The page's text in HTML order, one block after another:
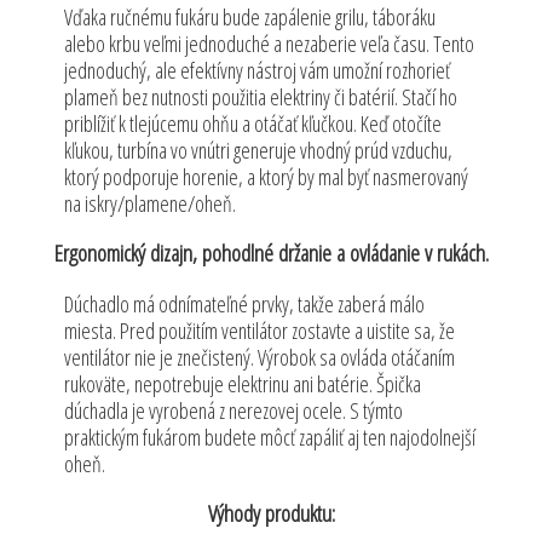
Vďaka ručnému fukáru bude zapálenie grilu, táboráku
alebo krbu veľmi jednoduché a nezaberie veľa času. Tento
jednoduchý, ale efektívny nástroj vám umožní rozhorieť
plameň bez nutnosti použitia elektriny či batérií. Stačí ho
priblížiť k tlejúcemu ohňu a otáčať kľučkou. Keď otočíte
kľukou, turbína vo vnútri generuje vhodný prúd vzduchu,
ktorý podporuje horenie, a ktorý by mal byť nasmerovaný
na iskry/plamene/oheň.
Ergonomický dizajn, pohodlné držanie a ovládanie v rukách.
Dúchadlo má odnímateľné prvky, takže zaberá málo
miesta. Pred použitím ventilátor zostavte a uistite sa, že
ventilátor nie je znečistený. Výrobok sa ovláda otáčaním
rukoväte, nepotrebuje elektrinu ani batérie. Špička
dúchadla je vyrobená z nerezovej ocele. S týmto
praktickým fukárom budete môcť zapáliť aj ten najodolnejší
oheň.
Výhody produktu: